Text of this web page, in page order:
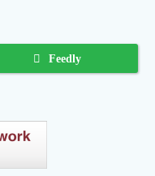
Feedly